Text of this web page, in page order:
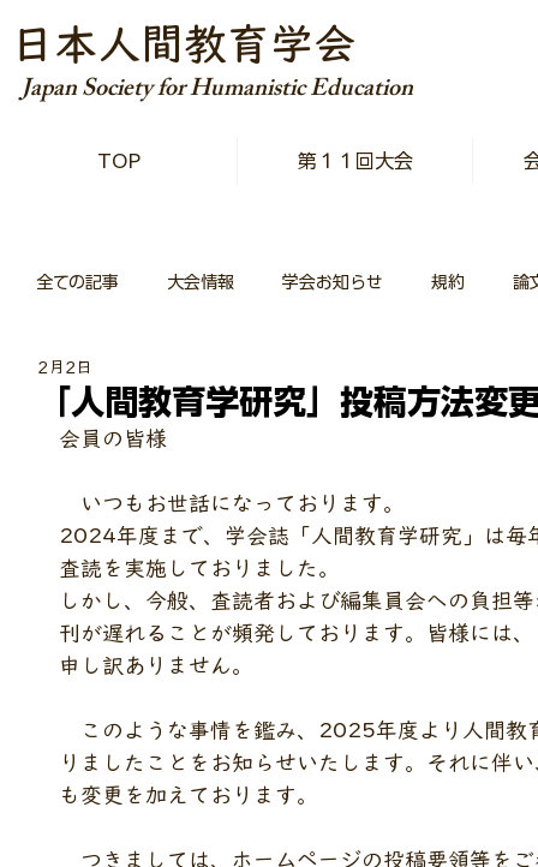
日本人間教育学会
Japan Society for Humanistic Education
TOP 第１１回大会
全ての記事 大会情報 学会お知らせ 規約 論
「人間教育学研究」投稿方法変
2月2日
会員の皆様
いつもお世話になっております。
2024年度まで、学会誌「人間教育学研究」は毎
査読を実施しておりました。
しかし、今般、査読者および編集員会への負担
刊が遅れることが頻発しております。皆様には
申し訳ありません。
このような事情を鑑み、2025年度より人間教
りましたことをお知らせいたします。それに伴
も変更を加えております。
つきましては、ホームページの投稿要領等を